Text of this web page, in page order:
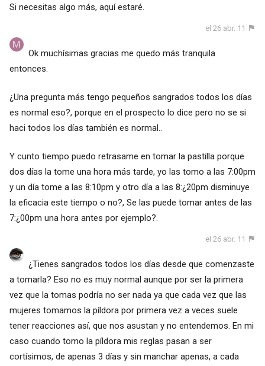
Si necesitas algo más, aquí estaré.
el 26 abr. 11
Ok muchísimas gracias me quedo más tranquila
entonces.
¿Una pregunta más tengo pequeños sangrados todos los días
es normal eso?, porque en el prospecto lo dice pero no se si
haci todos los días también es normal..
Y cunto tiempo puedo retrasame en tomar la pastilla porque
dos días la tome una hora más tarde, yo las tomo a las 7:00pm
y un día tome a las 8:10pm y otro día a las 8:¿20pm disminuye
la eficacia este tiempo o no?, Se las puede tomar antes de las
7:¿00pm una hora antes por ejemplo?.
el 26 abr. 11
¿Tienes sangrados todos los días desde que comenzaste
a tomarla? Eso no es muy normal aunque por ser la primera
vez que la tomas podría no ser nada ya que cada vez que las
mujeres tomamos la píldora por primera vez a veces suele
tener reacciones así, que nos asustan y no entendemos. En mi
caso cuando tomo la píldora mis reglas pasan a ser
cortísimos, de apenas 3 días y sin manchar apenas, a cada